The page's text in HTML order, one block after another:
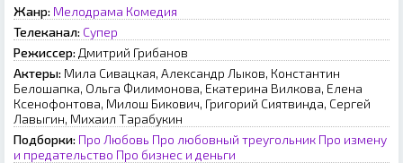
Жанр: Мелодрама Комедия
Телеканал: Супер
Режиссер: Дмитрий Грибанов
Актеры: Мила Сивацкая, Александр Лыков, Константин
Белошапка, Ольга Филимонова, Екатерина Вилкова, Елена
Ксенофонтова, Милош Бикович, Григорий Сиятвинда, Сергей
Лавыгин, Михаил Тарабукин
Подборки: Про Любовь Про любовный треугольник Про измену
и предательство Про бизнес и деньги